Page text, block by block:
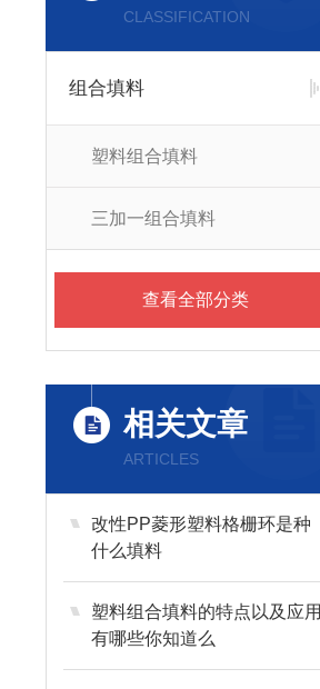
CLASSIFICATION
组合填料
塑料组合填料
三加一组合填料
查看全部分类
相关文章
ARTICLES
改性PP菱形塑料格栅环是种
什么填料
塑料组合填料的特点以及应用
有哪些你知道么